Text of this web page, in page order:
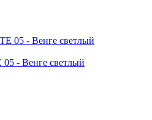
- Венге светлый